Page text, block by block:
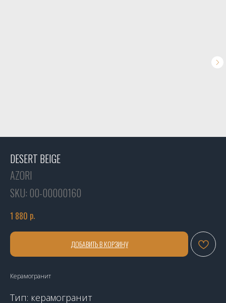
DESERT BEIGE
AZORI
SKU: 00-00000160
1 880 р.
ДОБАВИТЬ В КОРЗИНУ
Керамогранит
Тип: керамогранит